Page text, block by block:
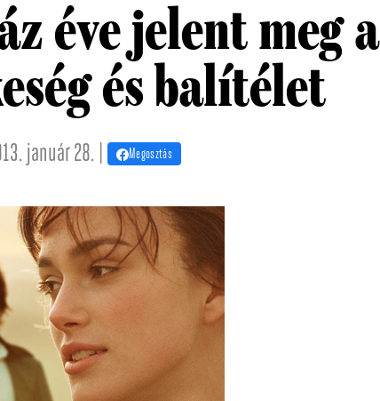
éve jelent meg a
és balítélet
január 28. | Megosztás